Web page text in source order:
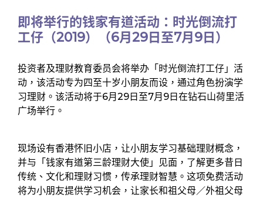
即将举行的钱家有道活动：时光倒流打
工仔（2019）（6月29日至7月9日）
投资者及理财教育委员会将举办「时光倒流打工仔」活
动，该活动专为四至十岁小朋友而设，通过角色扮演学
习理财。该活动将于6月29日至7月9日在钻石山荷里活
广场举行。
现场设有香港怀旧小店，让小朋友学习基础理财概念，
并与「钱家有道第三龄理财大使」见面，了解更多昔日
传统、文化和理财习惯，传承理财智慧。这项免费活动
将为小朋友提供学习机会，让家长和祖父母／外祖父母